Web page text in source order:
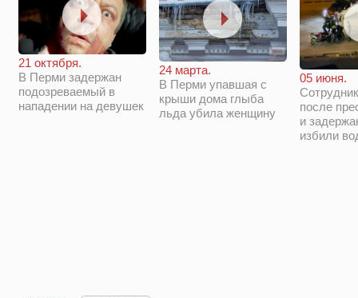
21 октября.
В Перми задержан
подозреваемый в
нападении на девушек
24 марта.
В Перми упавшая с
крыши дома глыба
льда убила женщину
05 июня.
после
и
избили